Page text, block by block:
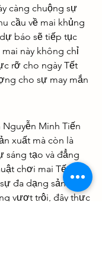
càng chuộng sự
cầu về mai khủng
báo sẽ tiếp tục
này không chỉ
rỡ cho ngày Tết
cho sự may mắn
Minh Tiến
xuất mà còn là
sáng tạo và đẳng
chơi mai Tết. Với
đa dạng sản
vượt trội, đây thực